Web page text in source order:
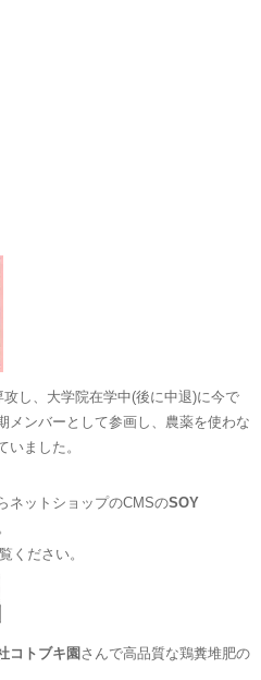
し、大学院在学中(後に中退)に今で
メンバーとして参画し、農薬を使わな
いました。
ネットショップのCMSのSOY
ください。
コトブキ園 さんで高品質な鶏糞堆肥の